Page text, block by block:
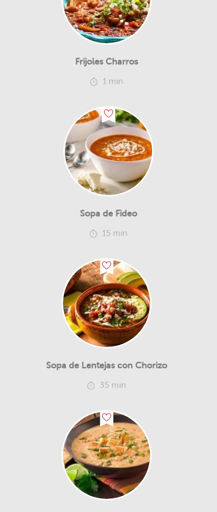
Frijoles Charros
1 min
Sopa de Fideo
15 min
Sopa de Lentejas con Chorizo
35 min